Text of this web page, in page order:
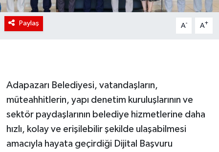
Paylaş A- A+
Adapazarı Belediyesi, vatandaşların,
müteahhitlerin, yapı denetim kuruluşlarının ve
sektör paydaşlarının belediye hizmetlerine daha
hızlı, kolay ve erişilebilir şekilde ulaşabilmesi
amacıyla hayata geçirdiği Dijital Başvuru